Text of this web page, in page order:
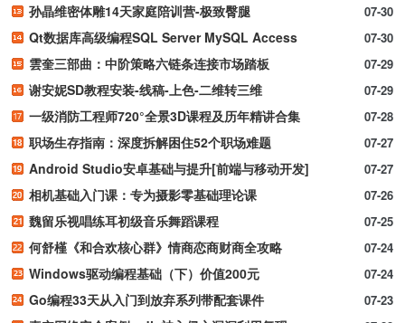
07-30
孙晶维密体雕14天家庭陪训营-极致臀腿
07-30
Qt数据库高级编程SQL Server MySQL Access
07-29
雲奎三部曲：中阶策略六链条连接市场踏板
07-29
谢安妮SD教程安装-线稿-上色-二维转三维
07-28
一级消防工程师720°全景3D课程及历年精讲合集
07-27
职场生存指南：深度拆解困住52个职场难题
07-27
Android Studio安卓基础与提升[前端与移动开发]
07-26
相机基础入门课：专为摄影零基础理论课
07-25
魏留乐视唱练耳初级音乐舞蹈课程
07-24
何舒槿《和合欢核心群》情商恋商财商全攻略
07-24
Windows驱动编程基础（下）价值200元
07-23
Go编程33天从入门到放弃系列带配套课件